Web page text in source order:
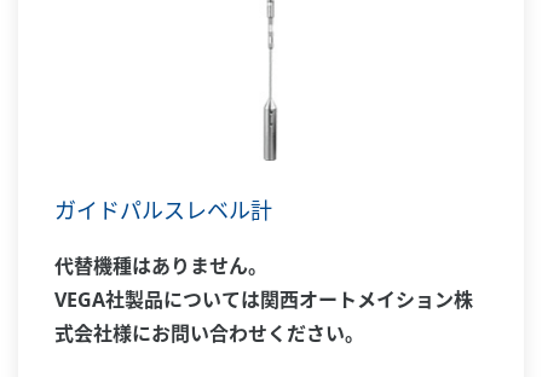
ガイドパルスレベル計
代替機種はありません。
VEGA社製品については関西オートメイション株
式会社様にお問い合わせください。